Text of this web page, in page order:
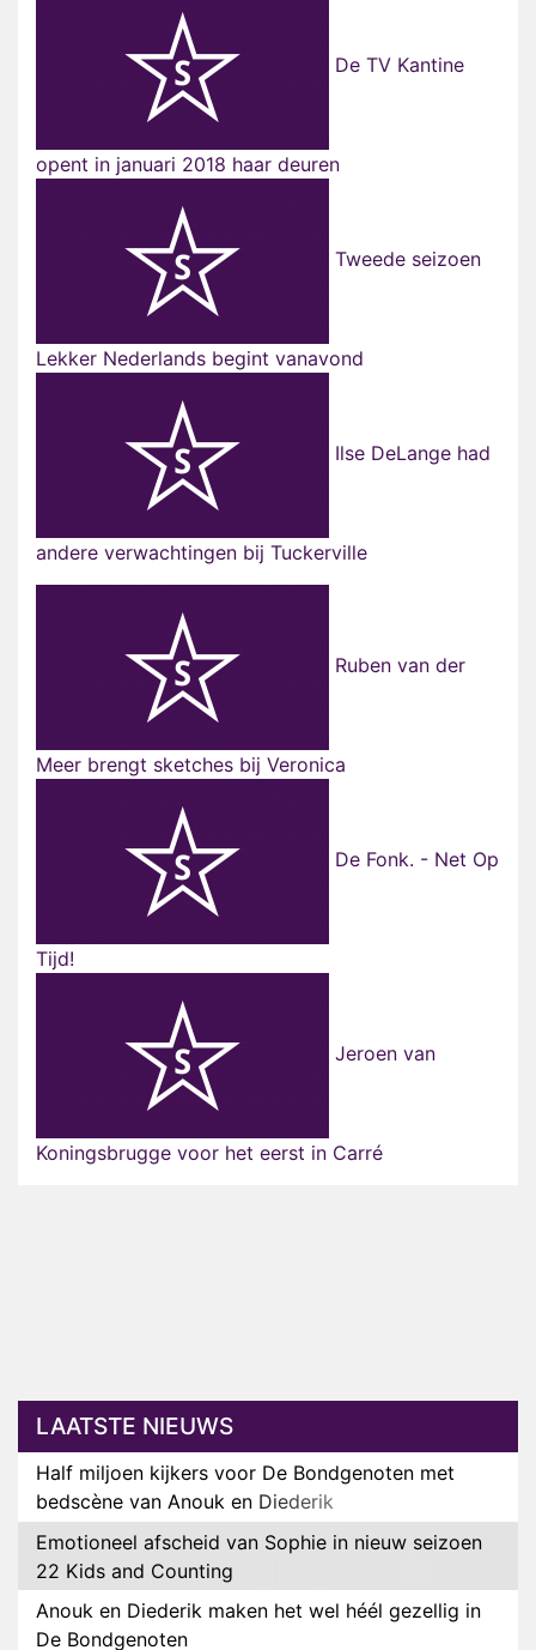
De TV Kantine
opent in januari 2018 haar deuren
Tweede seizoen
Lekker Nederlands begint vanavond
Ilse DeLange had
andere verwachtingen bij Tuckerville
Ruben van der
Meer brengt sketches bij Veronica
De Fonk. - Net Op
Tijd!
Jeroen van
Koningsbrugge voor het eerst in Carré
LAATSTE NIEUWS
Half miljoen kijkers voor De Bondgenoten met
bedscène van Anouk en Diederik
Emotioneel afscheid van Sophie in nieuw seizoen
22 Kids and Counting
Anouk en Diederik maken het wel héél gezellig in
De Bondgenoten